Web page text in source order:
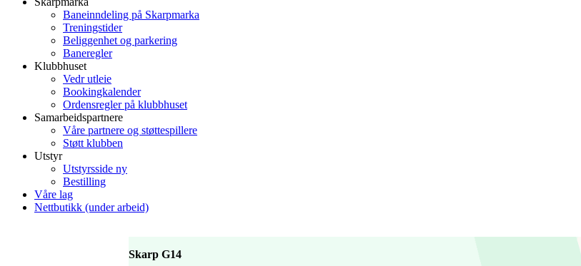
Baneinndeling på Skarpmarka
Treningstider
Beliggenhet og parkering
Baneregler
Klubbhuset
Vedr utleie
Bookingkalender
Ordensregler på klubbhuset
Samarbeidspartnere
Våre partnere og støttespillere
Støtt klubben
Utstyr
Utstyrsside ny
Bestilling
Våre lag
Nettbutikk (under arbeid)
Skarp G14